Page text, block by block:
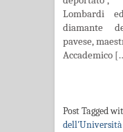
Lombardi
diamante
pavese,
Accademico
Post Tagged